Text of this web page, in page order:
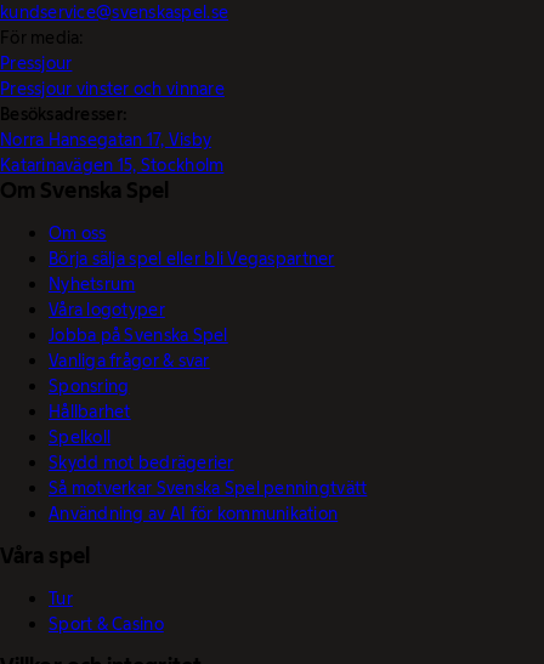
kundservice@svenskaspel.se
För media:
Pressjour
Pressjour vinster och vinnare
Besöksadresser:
Norra Hansegatan 17, Visby
Katarinavägen 15, Stockholm
Om Svenska Spel
Om oss
Börja sälja spel eller bli Vegaspartner
Nyhetsrum
Våra logotyper
Jobba på Svenska Spel
Vanliga frågor & svar
Sponsring
Hållbarhet
Spelkoll
Skydd mot bedrägerier
Så motverkar Svenska Spel penningtvätt
Användning av AI för kommunikation
Våra spel
Tur
Sport & Casino